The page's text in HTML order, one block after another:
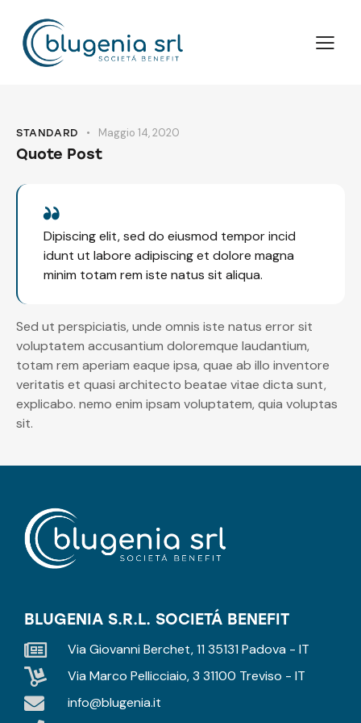
STANDARD Maggio 14, 2020
Quote Post
Dipiscing elit, sed do eiusmod tempor incid
idunt ut labore adipiscing et dolore magna
minim totam rem iste natus sit aliqua.
Sed ut perspiciatis, unde omnis iste natus error sit
voluptatem accusantium doloremque laudantium,
totam rem aperiam eaque ipsa, quae ab illo inventore
veritatis et quasi architecto beatae vitae dicta sunt,
explicabo. nemo enim ipsam voluptatem, quia voluptas
sit.
BLUGENIA S.R.L. SOCIETÁ BENEFIT
Via Giovanni Berchet, 11 35131 Padova - IT
Via Marco Pellicciaio, 3 31100 Treviso - IT
info@blugenia.it